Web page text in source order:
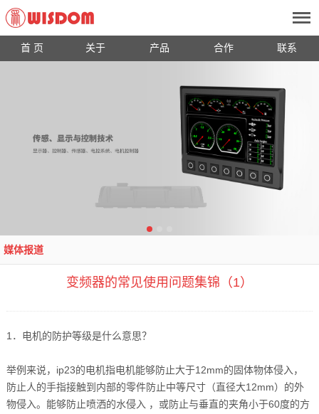
首 页 关于 产品 合作 联系
媒体报道
变频器的常见使用问题集锦（1）
1．电机的防护等级是什么意思？
举例来说，ip23的电机指电机能够防止大于12mm的固体物体侵入，
防止人的手指接触到内部的零件防止中等尺寸（直径大12mm）的外
物侵入。能够防止喷洒的水侵入 ，或防止与垂直的夹角小于60度的方